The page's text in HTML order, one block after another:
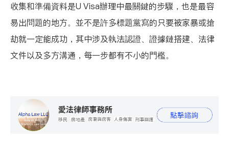
收集和準備資料是U Visa辦理中最關鍵的步驟，也是最容
易出問題的地方。並不是許多標題黨寫的只要被家暴或搶
劫就一定能成功，其中涉及執法認證、證據鏈搭建、法律
文件以及多方溝通，每一步都有不小的門檻。